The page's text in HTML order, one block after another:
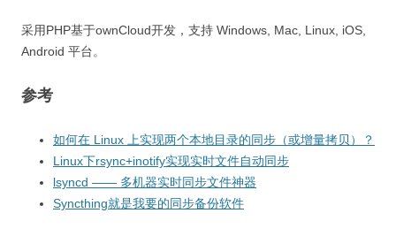
采用PHP基于ownCloud开发，支持 Windows, Mac, Linux, iOS,
Android 平台。
参考
如何在 Linux 上实现两个本地目录的同步（或增量拷贝）？
Linux下rsync+inotify实现实时文件自动同步
lsyncd —— 多机器实时同步文件神器
Syncthing就是我要的同步备份软件